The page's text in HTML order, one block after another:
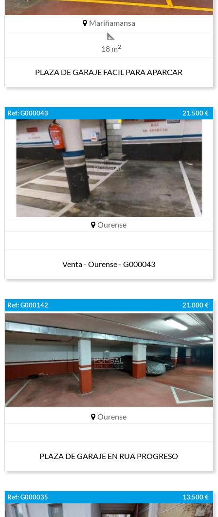
Mariñamansa
18 m2
PLAZA DE GARAJE FACIL PARA APARCAR
Ref: G000043 21.500 €
Ourense
Venta - Ourense - G000043
Ref: G000142 21.000 €
Ourense
PLAZA DE GARAJE EN RUA PROGRESO
Ref: G000035 13.500 €